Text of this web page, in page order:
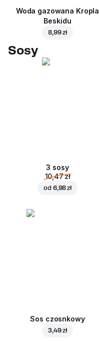
Woda gazowana Kropla
Beskidu
8,99 zł
Sosy
3 sosy
10,47 zł
od 6,98 zł
Sos czosnkowy
3,49 zł